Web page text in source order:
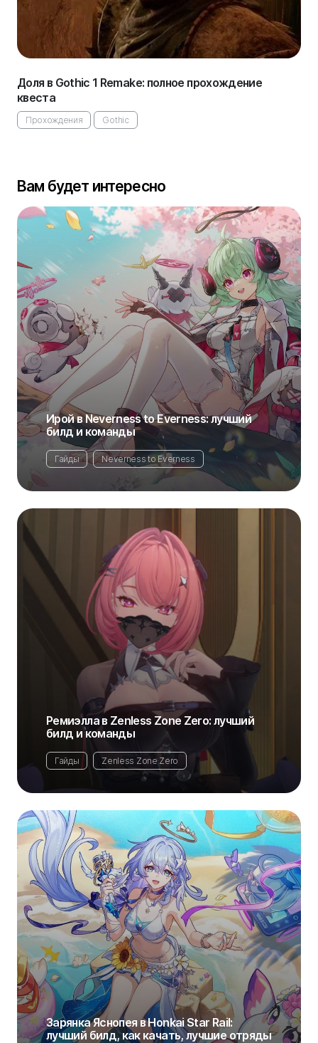
Доля в Gothic 1 Remake: полное прохождение
квеста
Прохождения Gothic
Вам будет интересно
Ирой в Neverness to Everness: лучший
билд и команды
Гайды Neverness to Everness
Ремиэлла в Zenless Zone Zero: лучший
билд и команды
Гайды Zenless Zone Zero
Зарянка Яснопея в Honkai Star Rail:
лучший билд, как качать, лучшие отряды